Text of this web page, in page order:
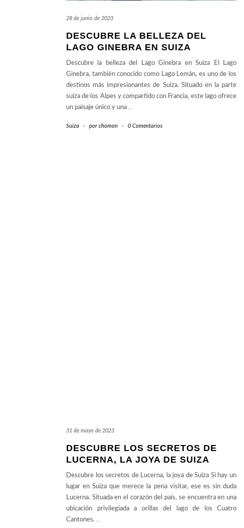
28 de junio de 2023
DESCUBRE LA BELLEZA DEL
LAGO GINEBRA EN SUIZA
Descubre la belleza del Lago Ginebra en Suiza El Lago
Ginebra, también conocido como Lago Lemán, es uno de los
destinos más impresionantes de Suiza. Situado en la parte
suiza de los Alpes y compartido con Francia, este lago ofrece
un paisaje único y una …
Suiza - por chomon - 0 Comentarios
31 de mayo de 2023
DESCUBRE LOS SECRETOS DE
LUCERNA, LA JOYA DE SUIZA
Descubre los secretos de Lucerna, la joya de Suiza Si hay un
lugar en Suiza que merece la pena visitar, ese es sin duda
Lucerna. Situada en el corazón del país, se encuentra en una
ubicación privilegiada a orillas del lago de los Cuatro
Cantones. …